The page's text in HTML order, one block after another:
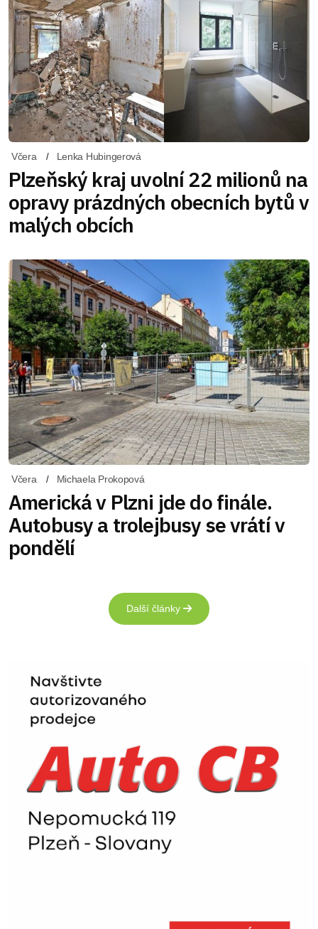
Včera Lenka Hubingerová
Plzeňský kraj uvolní 22 milionů na
opravy prázdných obecních bytů v
malých obcích
Včera Michaela Prokopová
Americká v Plzni jde do finále.
Autobusy a trolejbusy se vrátí v
pondělí
Další články